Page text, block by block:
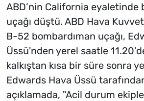
ABD’nin California eyaletinde
uçağı düştü. ABD Hava
B-52 bombardıman uçağı,
Üssü'nden yerel saatle
kalkıştan kısa bir süre sonra
Edwards Hava Üssü
açıklamada, "Acil durum